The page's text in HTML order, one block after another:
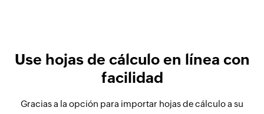
Use hojas de cálculo en línea con
facilidad
Gracias a la opción para importar hojas de cálculo a su